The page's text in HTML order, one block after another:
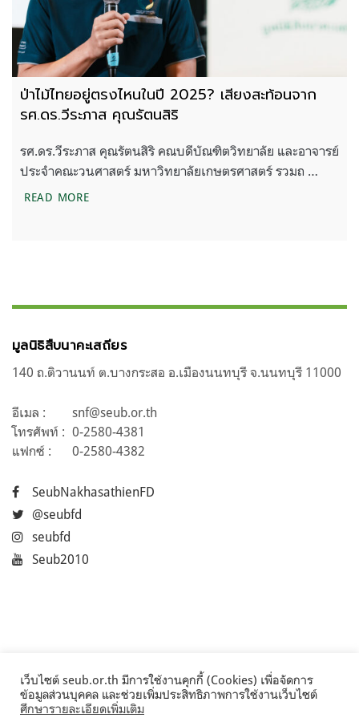
ป่าไม้ไทยอยู่ตรงไหนในปี 2025? เสียงสะท้อนจาก
รศ.ดร.วีระภาส คุณรัตนสิริ
รศ.ดร.วีระภาส คุณรัตนสิริ คณบดีบัณฑิตวิทยาลัย และอาจารย์
ประจำคณะวนศาสตร์ มหาวิทยาลัยเกษตรศาสตร์ รวมถ …
READ MOREป่าไม้ไทยอยู่ตรงไหนในปี 2025? เสียงสะท้อนจาก ร
มูลนิธิสืบนาคะเสถียร
140 ถ.ติวานนท์ ต.บางกระสอ อ.เมืองนนทบุรี จ.นนทบุรี 11000
อีเมล :
snf@seub.or.th
โทรศัพท์ : 0-2580-4381
แฟกซ์ :
0-2580-4382
SeubNakhasathienFD
@seubfd
seubfd
Seub2010
เว็บไซต์ seub.or.th มีการใช้งานคุกกี้ (Cookies) เพื่อจัดการ
ข้อมูลส่วนบุคคล และช่วยเพิ่มประสิทธิภาพการใช้งานเว็บไซต์
ศึกษารายละเอียดเพิ่มเติม